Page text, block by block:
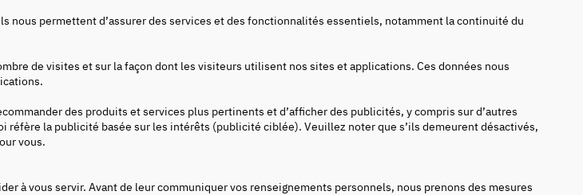
nous permettent d’assurer des services et des fonctionnalités essentiels, notamment la continuité du
de visites et sur la façon dont les visiteurs utilisent nos sites et applications. Ces données nous
des produits et services plus pertinents et d’afficher des publicités, y compris sur d’autres
réfère la publicité basée sur les intérêts (publicité ciblée). Veuillez noter que s’ils demeurent désactivés,
vous.
à vous servir. Avant de leur communiquer vos renseignements personnels, nous prenons des mesures